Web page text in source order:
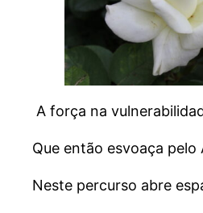
A força na
Que então esvoaça pelo
Neste percurso abre